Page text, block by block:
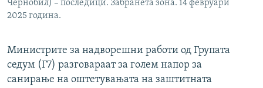
Чернобил) – последици. Забранета зона. 14 февруари
2025 година.
Министрите за надворешни работи од Групата
седум (Г7) разговараат за голем напор за
санирање на оштетувањата на заштитната